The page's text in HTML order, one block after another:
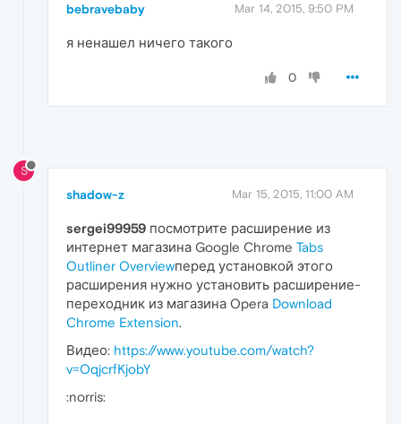
bebravebaby Mar 14, 2015, 9:50 PM
я ненашел ничего такого
0
S
shadow-z Mar 15, 2015, 11:00 AM
sergei99959 посмотрите расширение из
интернет магазина Google Chrome Tabs
Outliner Overviewперед установкой этого
расширения нужно установить расширение-
переходник из магазина Opera Download
Chrome Extension.
Видео: https://www.youtube.com/watch?
v=OqjcrfKjobY
:norris: